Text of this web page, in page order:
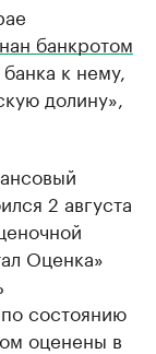
банкротом
к нему,
долину»,
2 августа
Оценка»
состоянию
оценены в